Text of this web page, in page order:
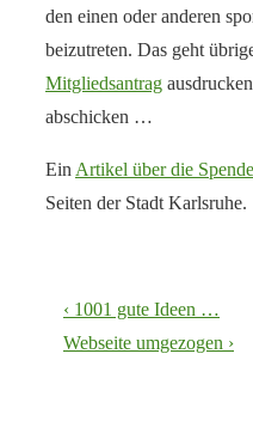
den einen oder anderen
beizutreten. Das geht
Mitgliedsantrag
abschicken …
Ein Artikel über die
Seiten der Stadt Karlsruhe.
Vorheriger
Beitrag
‹ 1001 gute Ideen …
Nächster
Webseite umgezogen ›